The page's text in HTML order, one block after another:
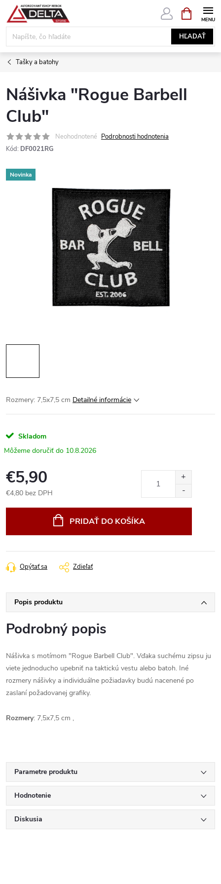
Prejsť
obsah
HĽADAŤ
KOŠÍK
Tašky a batohy
Nášivka "Rogue Barbell
Club"
Neohodnotené Podrobnosti hodnotenia
Kód: DF0021RG
Novinka
Rozmery: 7,5x7,5 cm Detailné informácie
Skladom
10.8.2026
€5,90
€4,80 bez DPH
PRIDAŤ DO KOŠÍKA
Opýtať sa Zdieľať
Popis produktu
Podrobný popis
Nášivka s motímom "Rogue Barbell Club". Vďaka suchému zipsu ju
viete jednoducho upebniť na taktickú vestu alebo batoh. Iné
rozmery nášivky a individuálne požiadavky budú nacenené po
zaslaní požadovanej grafiky.
Rozmery: 7,5x7,5 cm ,
Parametre produktu
Hodnotenie
Diskusia